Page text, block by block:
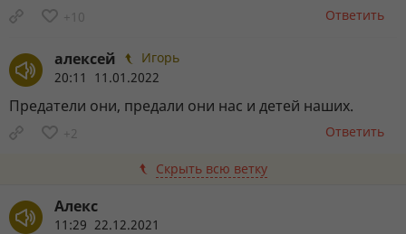
+10 Ответить
алексей
Игорь
20:11 11.01.2022
Предатели они, предали они нас и детей наших.
+2 Ответить
Скрыть всю ветку
Алекс
11:29 22.12.2021